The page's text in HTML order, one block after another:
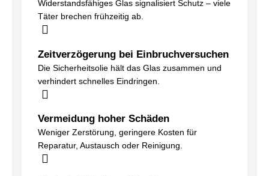
Widerstandsfähiges Glas signalisiert Schutz – viele
Täter brechen frühzeitig ab.
Zeitverzögerung bei Einbruchversuchen
Die Sicherheitsolie hält das Glas zusammen und
verhindert schnelles Eindringen.
Vermeidung hoher Schäden
Weniger Zerstörung, geringere Kosten für
Reparatur, Austausch oder Reinigung.